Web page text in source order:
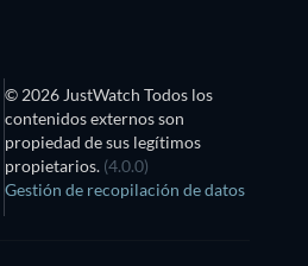
© 2026 JustWatch Todos los
contenidos externos son
propiedad de sus legítimos
propietarios. (4.0.0)
Gestión de recopilación de datos